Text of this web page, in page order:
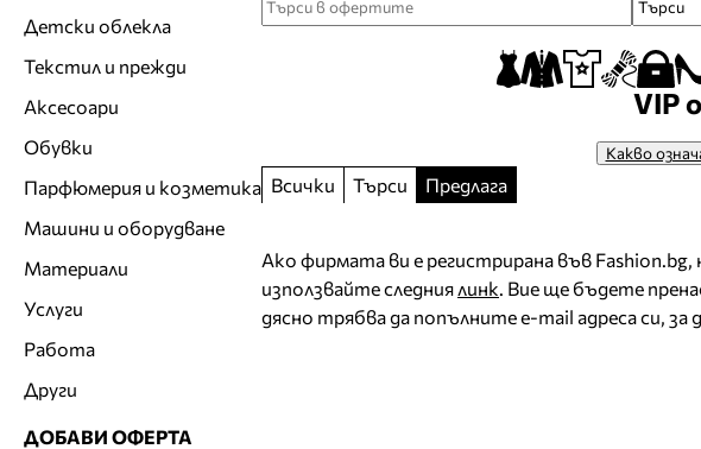
VIP
Какво
Всички Търси Предлага
Ако фирмата ви е регистрирана във
използвайте следния линк. Вие ще бъдете
дясно трябва да попълните e-mail адреса си,
Детски облекла
Текстил и прежди
Аксесоари
Обувки
Парфюмерия и козметика
Машини и оборудване
Материали
Услуги
Работа
Други
ДОБАВИ ОФЕРТА